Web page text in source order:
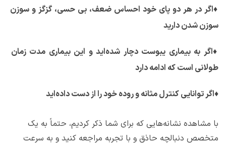
♦
سوزن شدن دارید
♦
طولانی است که ادامه دارد
♦اگر توانایی کنترل مثانه و روده خود را از دست داده‌اید
با مشاهده نشانه‌هایی که برای شما ذکر کردیم، حتماً به یک
متخصص دنبالچه حاذق و با تجربه مراجعه کنید و به سرعت